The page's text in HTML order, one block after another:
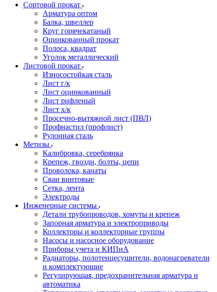
Сортовой прокат
Арматура оптом
Балка, швеллер
Круг горячекатаный
Оцинкованный прокат
Полоса, квадрат
Уголок металлический
Листовой прокат
Износостойкая сталь
Лист г/к
Лист оцинкованный
Лист рифленый
Лист х/к
Просечно-вытяжной лист (ПВЛ)
Профнастил (профлист)
Рулонная сталь
Метизы
Калибровка, серебрянка
Крепеж, гвозди, болты, цепи
Проволока, канаты
Сваи винтовые
Сетка, лента
Электроды
Инженерные системы
Детали трубопроводов, хомуты и крепеж
Запорная арматура и электроприводы
Коллекторы и коллекторные группы
Насосы и насосное оборудование
Приборы учета и КИПиА
Радиаторы, полотенцесушители, водонагреватели
и комплектующие
Регулирующая, предохранительная арматура и
автоматика